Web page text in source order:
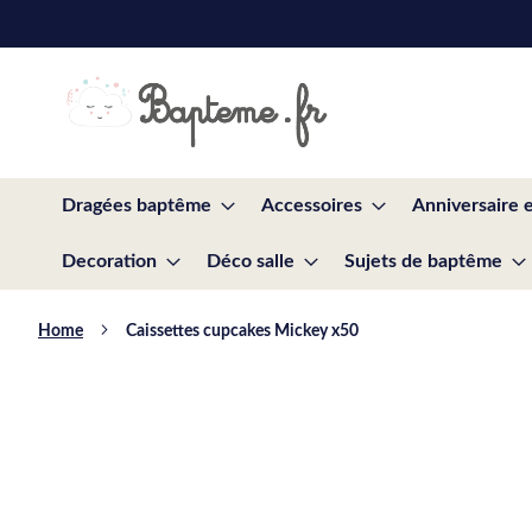
to
Dragées baptême Accessoires Anniversaire
Decoration Déco salle Sujets de baptême
Home Caissettes cupcakes Mickey x50